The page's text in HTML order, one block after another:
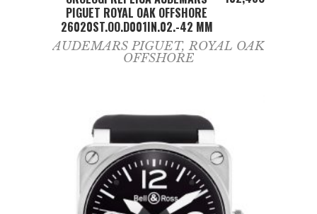
PIGUET ROYAL OAK OFFSHORE
26020ST.OO.D001IN.02.-42 MM
AUDEMARS PIGUET, ROYAL OAK
OFFSHORE